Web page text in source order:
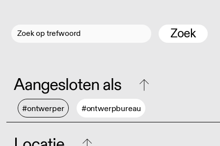
Zoek
Aangesloten als
#ontwerper #ontwerpbureau